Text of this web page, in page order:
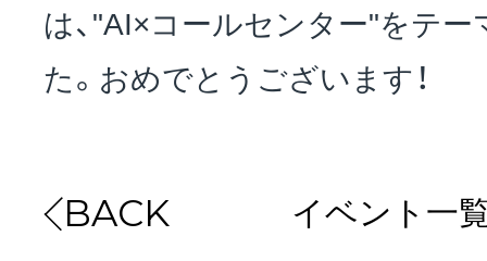
は、"AI×コールセンター"をテ
た。おめでとうございます！
BACK イベント一